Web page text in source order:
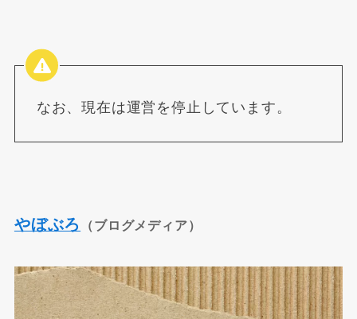
なお、現在は運営を停止しています。
やぼぶろ （ブログメディア）